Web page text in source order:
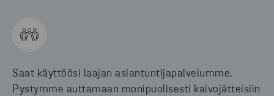
Saat käyttöösi laajan asiantuntijapalvelumme.
Pystymme auttamaan monipuolisesti kaivojätteisiin